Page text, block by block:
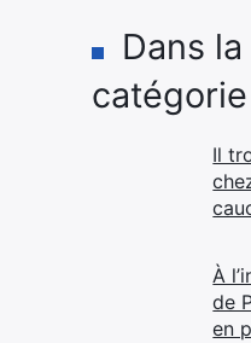
Dans
catégorie
Il
À
de
en